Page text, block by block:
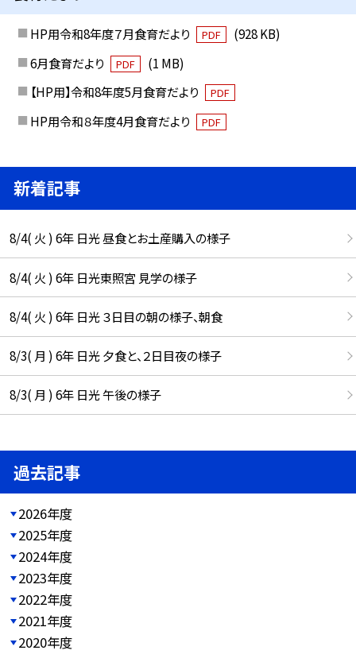
HP用令和8年度７月食育だより PDF
(928 KB)
6月食育だより
PDF
(1 MB)
【HP用】令和8年度5月食育だより
PDF
HP用令和８年度4月食育だより PDF
新着記事
8/4( 火 ) 6年 日光 昼食とお土産購入の様子
8/4( 火 ) 6年 日光東照宮 見学の様子
8/4( 火 ) 6年 日光 ３日目の朝の様子、朝食
8/3( 月 ) 6年 日光 夕食と、２日目夜の様子
8/3( 月 ) 6年 日光 午後の様子
過去記事
2026年度
2025年度
2024年度
2023年度
2022年度
2021年度
2020年度